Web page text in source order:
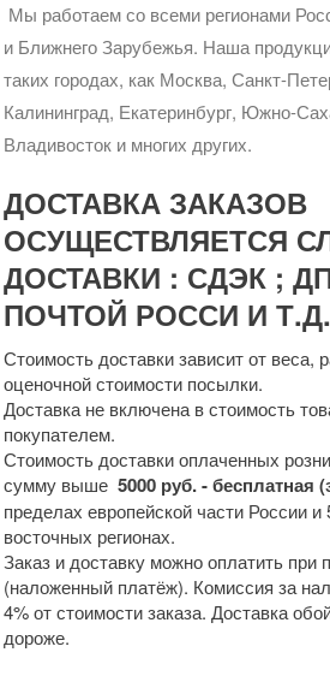
Мы работаем со всеми регионами
и Ближнего Зарубежья. Наша
таких городах, как Москва, Санкт-
Калининград, Екатеринбург, Южно-
Владивосток и многих других.
ДОСТАВКА ЗАКАЗОВ
ОСУЩЕСТВЛЯЕТСЯ
ДОСТАВКИ : СДЭК ;
ПОЧТОЙ РОССИ И Т.Д.
Стоимость доставки зависит от веса,
оценочной стоимости посылки.
Доставка не включена в стоимость
покупателем.
Стоимость доставки оплаченных
сумму выше 5000 руб. - бесплатная
пределах европейской части России и
восточных регионах.
Заказ и доставку можно оплатить при
(наложенный платёж). Комиссия за
4% от стоимости заказа. Доставка
дороже.